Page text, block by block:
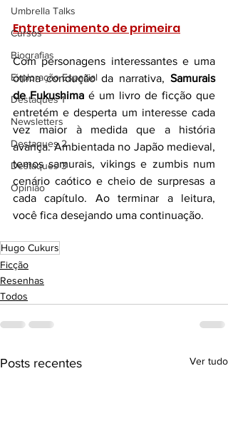
Umbrella Talks
Cursos
Biografias
Exploração Espacial
Destaques 1
Newsletters
Destaques 2
Destaques 3
Opinião
Entretenimento de primeira
Com personagens interessantes e uma
ótima condução da narrativa, Samurais
de Fukushima é um livro de ficção que
entretém e desperta um interesse cada
vez maior à medida que a história
avança. Ambientada no Japão medieval,
temos samurais, vikings e zumbis num
cenário caótico e cheio de surpresas a
cada capítulo. Ao terminar a leitura,
você fica desejando uma continuação.
Hugo Cukurs
Ficção
Resenhas
Todos
Posts recentes Ver tudo